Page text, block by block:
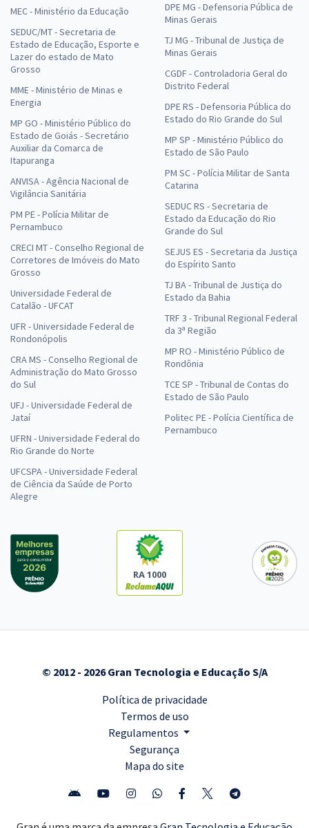
MEC - Ministério da Educação
SEDUC/MT - Secretaria de
Estado de Educação, Esporte e
Lazer do estado de Mato
Grosso
MME - Ministério de Minas e
Energia
MP GO - Ministério Público do
Estado de Goiás - Secretário
Auxiliar da Comarca de
Itapuranga
ANVISA - Agência Nacional de
Vigilância Sanitária
PM PE - Polícia Militar de
Pernambuco
CRECI MT - Conselho Regional de
Corretores de Imóveis do Mato
Grosso
Universidade Federal de
Catalão - UFCAT
UFR - Universidade Federal de
Rondonópolis
CRA MS - Conselho Regional de
Administração do Mato Grosso
do Sul
UFJ - Universidade Federal de
Jataí
UFRN - Universidade Federal do
Rio Grande do Norte
UFCSPA - Universidade Federal
de Ciência da Saúde de Porto
Alegre
DPE MG - Defensoria Pública de
Minas Gerais
TJ MG - Tribunal de Justiça de
Minas Gerais
CGDF - Controladoria Geral do
Distrito Federal
DPE RS - Defensoria Pública do
Estado do Rio Grande do Sul
MP SP - Ministério Público do
Estado de São Paulo
PM SC - Polícia Militar de Santa
Catarina
SEDUC RS - Secretaria de
Estado da Educação do Rio
Grande do Sul
SEJUS ES - Secretaria da Justiça
do Espírito Santo
TJ BA - Tribunal de Justiça do
Estado da Bahia
TRF 3 - Tribunal Regional Federal
da 3ª Região
MP RO - Ministério Público de
Rondônia
TCE SP - Tribunal de Contas do
Estado de São Paulo
Politec PE - Polícia Científica de
Pernambuco
RA 1000
© 2012 - 2026 Gran Tecnologia e Educação S/A
Política de privacidade
Termos de uso
Regulamentos
Segurança
Mapa do site